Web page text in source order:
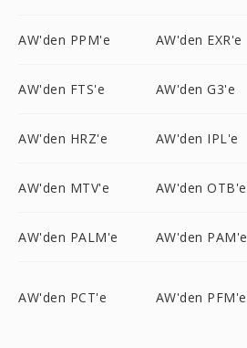
AW'den PPM'e AW'den EXR'e
AW'den FTS'e AW'den G3'e
AW'den HRZ'e AW'den IPL'e
AW'den MTV'e AW'den OTB'e
AW'den PALM'e AW'den PAM'e
AW'den PCT'e AW'den PFM'e